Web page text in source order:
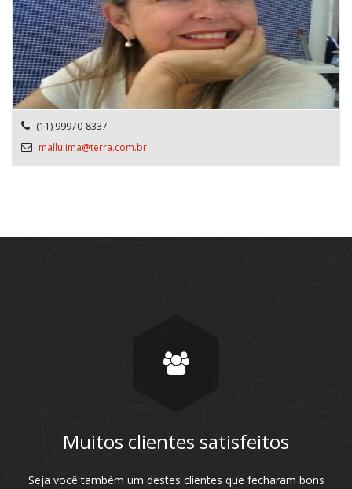
(11) 99970-8337
mallulima@terra.com.br
Muitos clientes satisfeitos
Seja você também um destes clientes que fecharam bons